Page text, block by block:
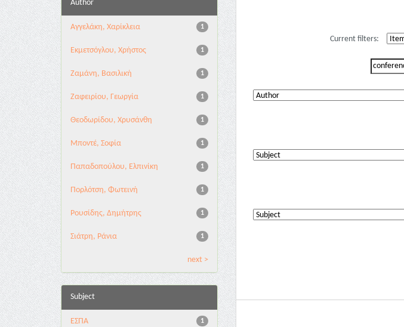
Author
1
Αγγελάκη, Χαρίκλεια
1
Εκμετσόγλου, Χρήστος
1
Ζαμάνη, Βασιλική
1
Ζαφειρίου, Γεωργία
1
Θεοδωρίδου, Χρυσάνθη
1
Μποντέ, Σοφία
1
Παπαδοπούλου, Ελπινίκη
1
Πορλότση, Φωτεινή
1
Ρουσίδης, Δημήτρης
1
Σιάτρη, Ράνια
next >
Subject
1
ΕΣΠΑ
Current filters: